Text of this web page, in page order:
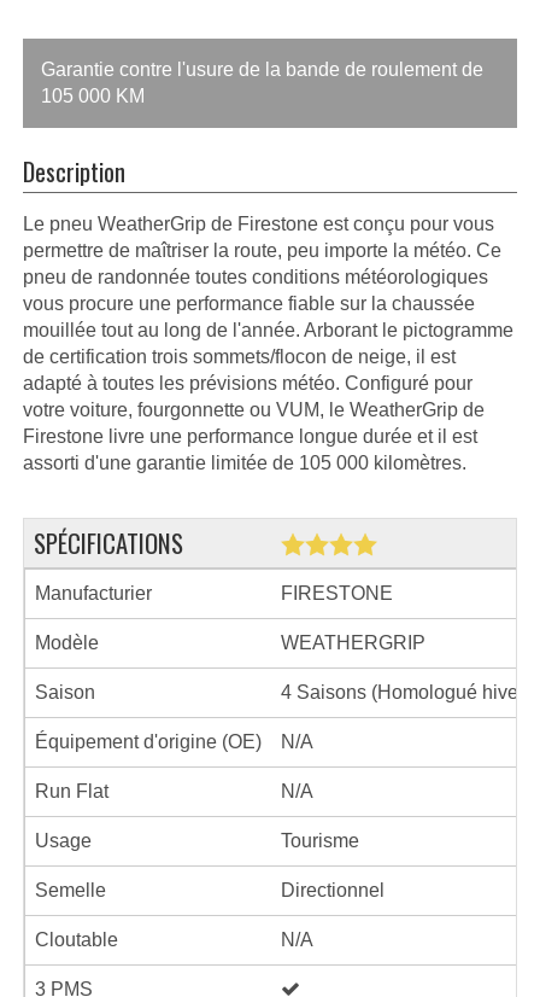
Garantie contre l'usure de la bande de roulement de
105 000 KM
Description
Le pneu WeatherGrip de Firestone est conçu pour vous
permettre de maîtriser la route, peu importe la météo. Ce
pneu de randonnée toutes conditions météorologiques
vous procure une performance fiable sur la chaussée
mouillée tout au long de l'année. Arborant le pictogramme
de certification trois sommets/flocon de neige, il est
adapté à toutes les prévisions météo. Configuré pour
votre voiture, fourgonnette ou VUM, le WeatherGrip de
Firestone livre une performance longue durée et il est
assorti d'une garantie limitée de 105 000 kilomètres.
SPÉCIFICATIONS
Manufacturier FIRESTONE
Modèle WEATHERGRIP
Saison 4 Saisons (Homologué hiver)
Équipement d'origine (OE) N/A
Run Flat N/A
Usage Tourisme
Semelle Directionnel
Cloutable N/A
3 PMS